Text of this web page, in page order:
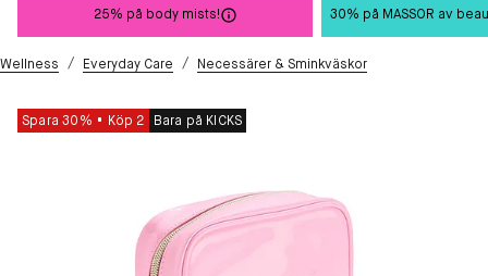
25% på body mists! 30% på MASSOR av
Wellness / Everyday Care / Necessärer & Sminkväskor
Spara 30% Köp 2 Bara på KICKS